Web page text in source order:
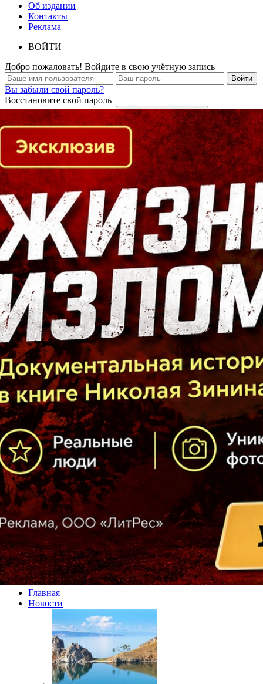
Об издании
Контакты
Реклама
ВОЙТИ
Добро пожаловать! Войдите в свою учётную запись
Вы забыли свой пароль?
Восстановите свой пароль
Кто есть кто в Байкальском регионе
Главная
Новости